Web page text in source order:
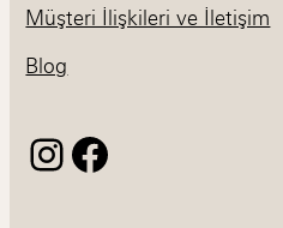
Müşteri İlişkileri ve İletişim
Blog
InstagramFacebook